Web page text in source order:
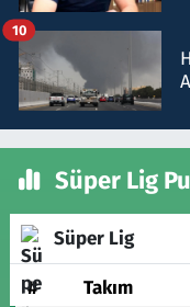
10
Süper Lig
Süper Lig
# Takım